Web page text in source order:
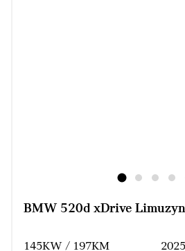
BMW 520d xDrive
145KW / 197KM
2025